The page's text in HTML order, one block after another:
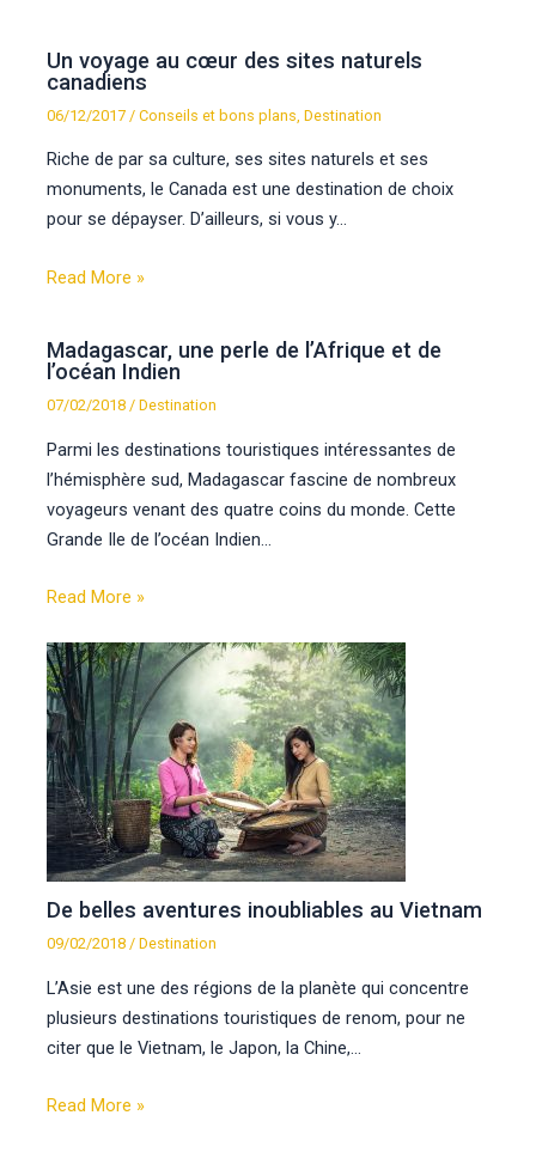
Un voyage au cœur des sites naturels
canadiens
06/12/2017 /Conseils et bons plans ,Destination
Riche de par sa culture, ses sites naturels et ses
monuments, le Canada est une destination de choix
pour se dépayser. D’ailleurs, si vous y…
Read More »
Madagascar, une perle de l’Afrique et de
l’océan Indien
07/02/2018/Destination
Parmi les destinations touristiques intéressantes de
l’hémisphère sud, Madagascar fascine de nombreux
voyageurs venant des quatre coins du monde. Cette
Grande Ile de l’océan Indien…
Read More »
De belles aventures inoubliables au Vietnam
09/02/2018/Destination
L’Asie est une des régions de la planète qui concentre
plusieurs destinations touristiques de renom, pour ne
citer que le Vietnam, le Japon, la Chine,…
Read More »